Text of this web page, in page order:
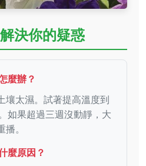
決你的疑惑
麼辦？
壤太濕。試著提高溫度到
如果超過三週沒動靜，大
。
麼原因？